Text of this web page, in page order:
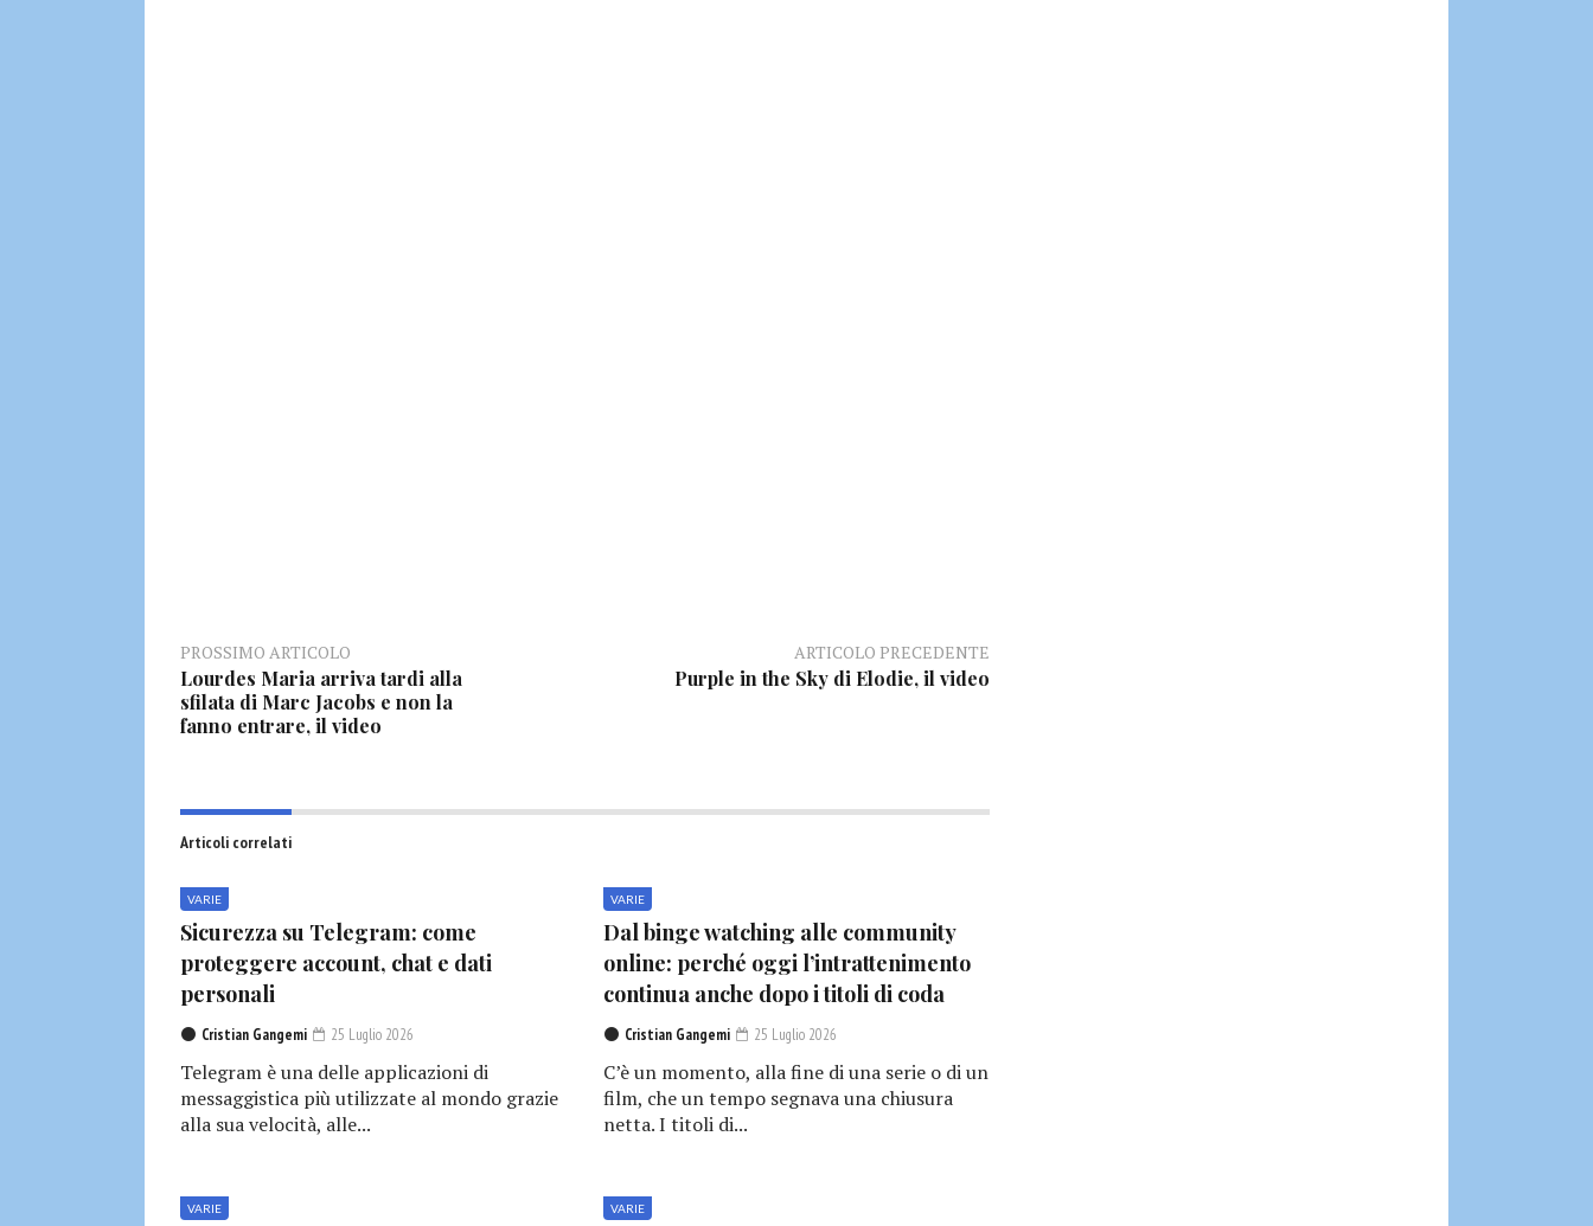
PROSSIMO ARTICOLO
Lourdes Maria arriva tardi alla
sfilata di Marc Jacobs e non la
fanno entrare, il video
ARTICOLO PRECEDENTE
Purple in the Sky di Elodie, il video
Articoli correlati
VARIE
Sicurezza su Telegram: come
proteggere account, chat e dati
personali
Cristian Gangemi 25 Luglio 2026
Telegram è una delle applicazioni di
messaggistica più utilizzate al mondo grazie
alla sua velocità, alle...
VARIE
Dal binge watching alle community
online: perché oggi l’intrattenimento
continua anche dopo i titoli di coda
Cristian Gangemi 25 Luglio 2026
C’è un momento, alla fine di una serie o di un
film, che un tempo segnava una chiusura
netta. I titoli di...
VARIE VARIE